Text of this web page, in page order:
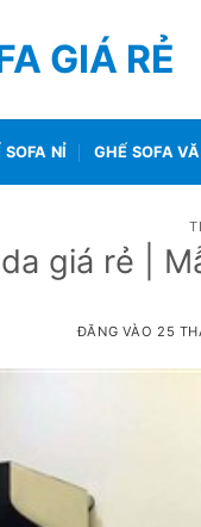
GIÁ RẺ
SOFA NỈ GHẾ SOFA
giá rẻ |
ĐĂNG VÀO 25